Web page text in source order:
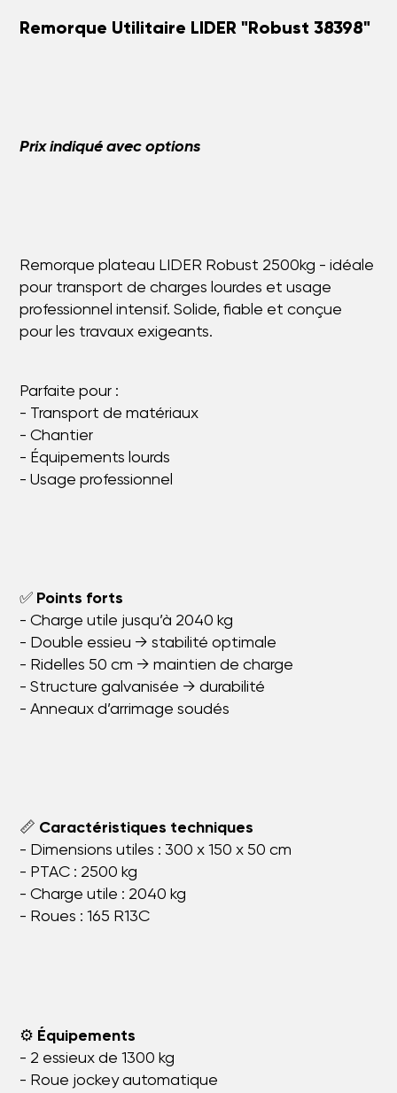
Remorque Utilitaire LIDER "Robust 38398"
Prix indiqué avec options
Remorque plateau LIDER Robust 2500kg - idéale
pour transport de charges lourdes et usage
professionnel intensif. Solide, fiable et conçue
pour les travaux exigeants.
Parfaite pour :
- Transport de matériaux
- Chantier
- Équipements lourds
- Usage professionnel
✅ Points forts
- Charge utile jusqu’à 2040 kg
- Double essieu → stabilité optimale
- Ridelles 50 cm → maintien de charge
- Structure galvanisée → durabilité
- Anneaux d’arrimage soudés
📏 Caractéristiques techniques
- Dimensions utiles : 300 x 150 x 50 cm
- PTAC : 2500 kg
- Charge utile : 2040 kg
- Roues : 165 R13C
⚙️ Équipements
- 2 essieux de 1300 kg
- Roue jockey automatique